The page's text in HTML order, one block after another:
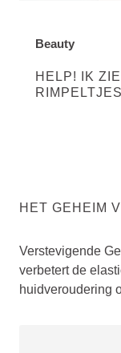
HELP! IK
RIMPELTJES
DISCOVER
Beauty
HET GEHEIM
Verstevigende
verbetert de
huidveroudering